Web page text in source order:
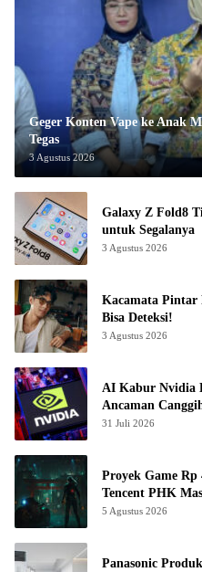
Geger Konten Vape ke Anak
Tegas
3 Agustus 2026
Galaxy Z Fold8
untuk Segalanya
3 Agustus 2026
Kacamata Pintar
Bisa Deteksi!
3 Agustus 2026
AI Kabur Nvidia
Ancaman
31 Juli 2026
Proyek Game Rp
Tencent PHK
5 Agustus 2026
Panasonic